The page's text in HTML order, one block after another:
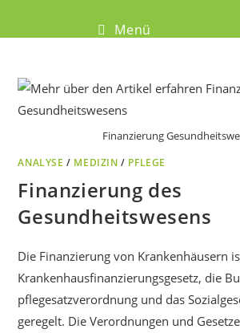
Menü
Finanzierung
ANALYSE / MEDIZIN / PFLEGE
Finanzierung des
Gesundheitswesens
Die Finanzierung von Krankenhäusern
Krankenhausfinanzierungsgesetz, die
pflegesatzverordnung und das
geregelt. Die Verordnungen und